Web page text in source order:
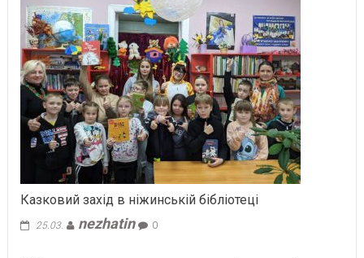
Казковий захід в ніжинській бібліотеці
25.03. nezhatin 0